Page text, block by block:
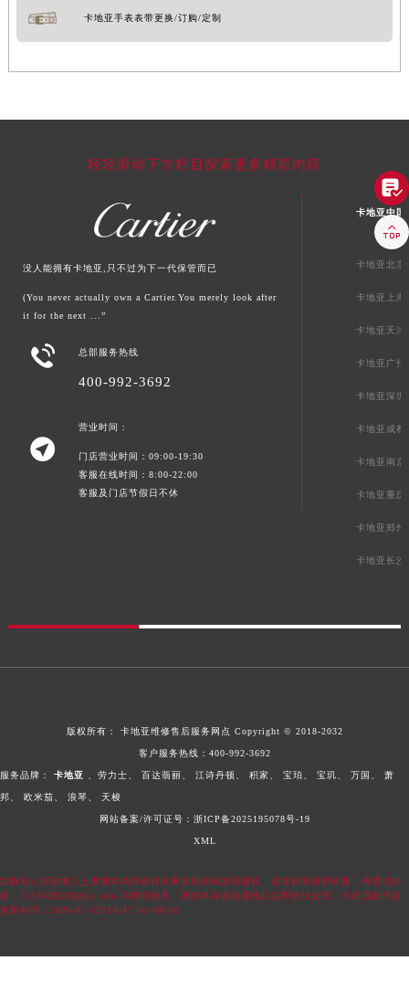
卡地亚手表表带更换/订购/定制
轻轻滑动下方栏目探索更多精彩内容
没人能拥有卡地亚,只不过为下一代保管而已
(You never actually own a Cartier.You merely look after
it for the next ...”
 总部服务热线
400-992-3692

营业时间：
门店营业时间：09:00-19:30
客服在线时间：8:00-22:00
客服及门店节假日不休
卡地亚中国
卡地亚北京
卡地亚上海
卡地亚天津
卡地亚广州
卡地亚深圳
卡地亚成都
卡地亚南京
卡地亚重庆
卡地亚郑州
卡地亚长沙
版权所有： 卡地亚维修售后服务网点 Copyright © 2018-2032
客户服务热线： 400-992-3692
服务品牌： 卡地亚 、劳力士、 百达翡丽、 江诗丹顿、 积家、 宝珀、 宝玑、 万国、 萧
邦、 欧米茄、 浪琴、 天梭
网站备案/许可证号：浙ICP备2025195078号-19
XML
如权利人或知情人士发现本站内容存在事实错误或涉及版权、名誉权等侵权问题，请通过邮
箱：2557628530@qq.com 与我们联系，我们将在收到通知后立即依法处理。当前页面信息
更新时间：2026-07-12T16:47:56+08:00

